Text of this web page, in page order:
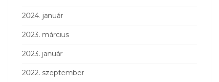
2024. január
2023. március
2023. január
2022. szeptember